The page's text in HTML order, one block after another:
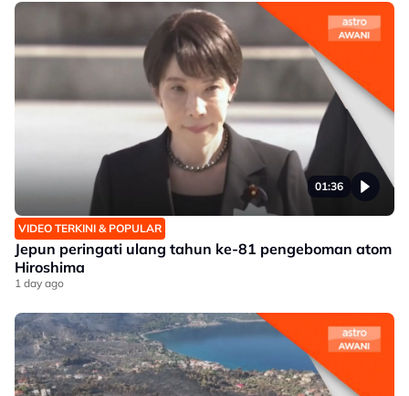
01:36
VIDEO TERKINI & POPULAR
Jepun peringati ulang tahun ke-81 pengeboman atom
Hiroshima
1 day ago